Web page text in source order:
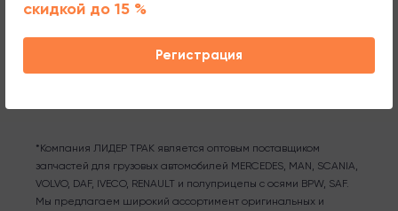
скидкой до 15 %
Регистрация
*Компания ЛИДЕР ТРАК является оптовым поставщиком
запчастей для грузовых автомобилей MERCEDES, MAN, SCANIA,
VOLVO, DAF, IVECO, RENAULT и полуприцепы с осями BPW, SAF.
Мы предлагаем широкий ассортимент оригинальных и